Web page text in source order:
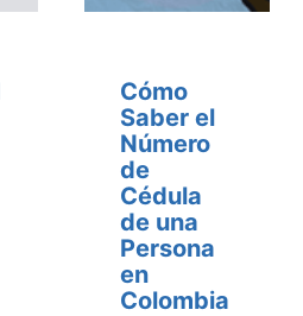
Cómo
Saber el
Número
de
Cédula
de una
Persona
en
Colombia